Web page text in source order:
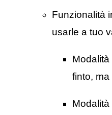
Funzionalità
usarle a tuo
Modalità
finto, ma
Modalità